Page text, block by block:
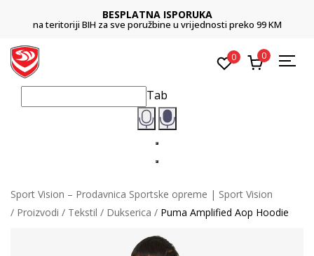
BESPLATNA ISPORUKA
na teritoriji BIH za sve poružbine u vrijednosti preko 99 KM
0 0
Tab
Sport Vision – Prodavnica Sportske opreme | Sport Vision
Proizvodi
Tekstil Dukserica Puma Amplified Aop Hoodie